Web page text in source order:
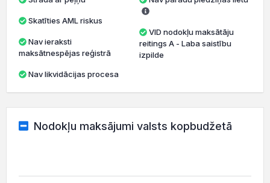
Skatīties AML riskus
maksātnespējas reģistrā
Nav likvidācijas procesa
VID nodokļu maksātāju
reitings A - Laba saistību
izpilde
Nodokļu maksājumi valsts kopbudžetā